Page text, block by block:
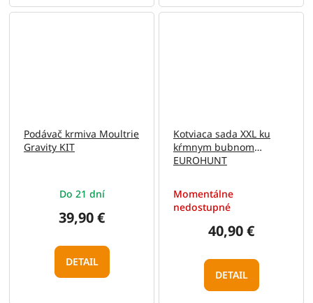
Podávač krmiva Moultrie
Gravity KIT
Do 21 dní
39,90 €
DETAIL
Kotviaca sada XXL ku
kŕmnym bubnom
EUROHUNT
Momentálne
nedostupné
40,90 €
DETAIL